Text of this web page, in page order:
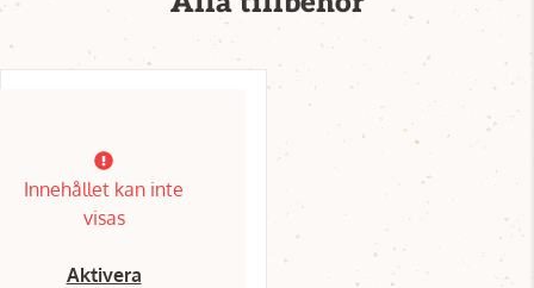
Innehållet kan inte
visas
Aktivera